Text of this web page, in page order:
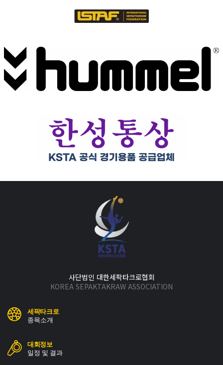
사단법인 대한세팍타크로협회
KOREA SEPAKTAKRAW ASSOCIATION
세팍타크로
종목소개
대회정보
일정 및 결과